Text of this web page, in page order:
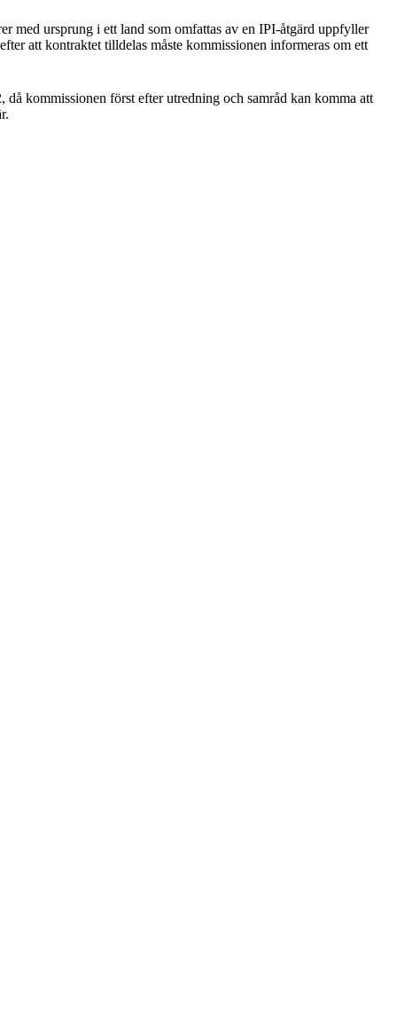
med ursprung i ett land som omfattas av en IPI-åtgärd uppfyller
att kontraktet tilldelas måste kommissionen informeras om ett
kommissionen först efter utredning och samråd kan komma att